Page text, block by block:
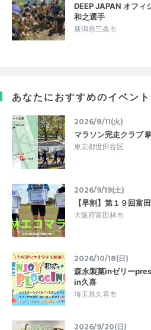
DEEP JAPAN オフィ
和之選手
新潟県三条市
あなたにおすすめのイベント
2026/8/11(火)
マラソン完走クラブ
東京都世田谷区
2026/9/19(土)
【早割】第１９回富
大阪府富田林市
2026/10/18(日)
森永製菓inゼリー
in久喜
埼玉県久喜市
2026/9/20(日)